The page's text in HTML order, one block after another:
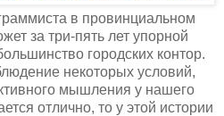
в провинциальном
за три-пять лет упорной
городских контор.
некоторых условий,
мышления у нашего
отлично, то у этой истории